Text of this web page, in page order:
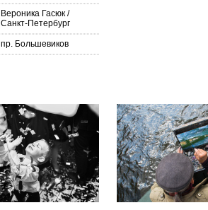
Вероника Гасюк /
Санкт-Петербург
пр. Большевиков